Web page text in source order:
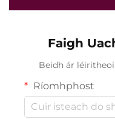
Faigh
Beidh ár
Ríomhphost